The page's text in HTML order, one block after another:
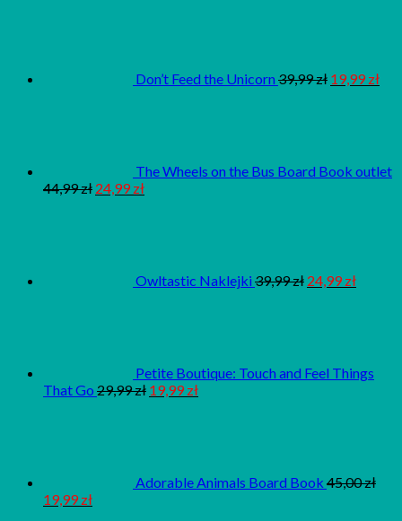
Don’t Feed the Unicorn39,99zł 19,99zł
The Wheels on the Bus Board Book outlet
44,99zł 24,99zł
Owltastic Naklejki39,99zł 24,99zł
Petite Boutique: Touch and Feel Things
That Go 29,99zł 19,99zł
Adorable Animals Board Book 45,00zł
19,99zł